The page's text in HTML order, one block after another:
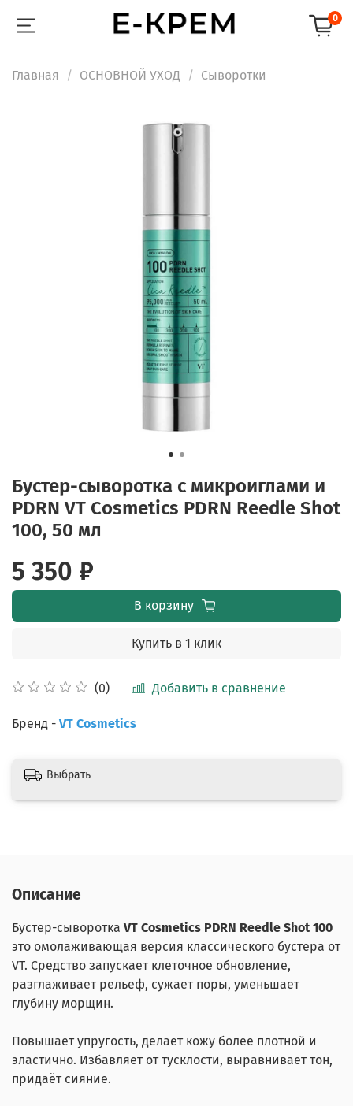
0
Главная ОСНОВНОЙ УХОД Сыворотки
Бустер-сыворотка с микроиглами и
PDRN VT Cosmetics PDRN Reedle Shot
100, 50 мл
(0) Добавить в сравнение
5 350 ₽
В корзину
Купить в 1 клик
Бренд - VT Cosmetics
Выбрать
Описание
Бустер-сыворотка VT Cosmetics PDRN Reedle Shot 100
это омолаживающая версия классического бустера от
VT. Средство запускает клеточное обновление,
разглаживает рельеф, сужает поры, уменьшает
глубину морщин.
Повышает упругость, делает кожу более плотной и
эластично. Избавляет от тусклости, выравнивает тон,
придаёт сияние.